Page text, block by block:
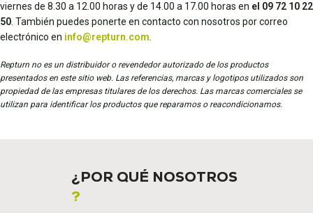
viernes de 8.30 a 12.00 horas y de 14.00 a 17.00 horas en el 09 72 10 22
50 . También puedes ponerte en contacto con nosotros por correo
electrónico en info@repturn.com
Repturn no es un distribuidor o revendedor autorizado de los productos
presentados en este sitio web. Las referencias, marcas y logotipos utilizados son
propiedad de las empresas titulares de los derechos. Las marcas comerciales se
utilizan para identificar los productos que reparamos o reacondicionamos.
¿POR QUÉ NOSOTROS
?